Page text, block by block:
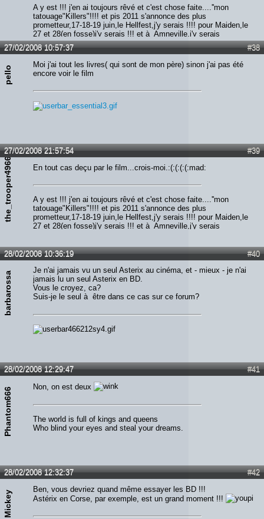
A y est !!! j'en ai toujours rêvé et c'est chose faite....''mon
tatouage"Killers"!!!! et pis 2011 s'annonce des plus
prometteur,17-18-19 juin,le Hellfest,j'y serais !!!! pour Maiden,le
27 et 28(en fosse)j'y serais !!! et à Amneville,j'y serais
également !!!!! alors qui m'aime me suive...Screammmmm
Forrrrr Meeeee!!!!!!
#38
27/02/2008 10:57:37
pello
Moi j'ai tout les livres( qui sont de mon père) sinon j'ai pas été
encore voir le film
#39
27/02/2008 21:57:54
the_trooper49666 En tout cas deçu par le film...crois-moi.:(:(:(:(:mad:
A y est !!! j'en ai toujours rêvé et c'est chose faite....''mon
tatouage"Killers"!!!! et pis 2011 s'annonce des plus
prometteur,17-18-19 juin,le Hellfest,j'y serais !!!! pour Maiden,le
27 et 28(en fosse)j'y serais !!! et à Amneville,j'y serais
#40
28/02/2008 10:36:19
barbarossa
Je n'ai jamais vu un seul Asterix au cinéma, et - mieux - je n'ai
jamais lu un seul Asterix en BD.
Vous le croyez, ca?
Suis-je le seul à être dans ce cas sur ce forum?
#41
28/02/2008 12:29:47
Phantom666 Non, on est deux
The world is full of kings and queens
Who blind your eyes and steal your dreams.
#42
28/02/2008 12:32:37
Mickey
Ben, vous devriez quand même essayer les BD !!!
Astérix en Corse, par exemple, est un grand moment !!!